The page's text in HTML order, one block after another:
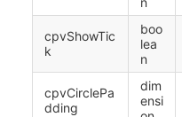
cpvShowTic
k
boo
lea
n
cpvCirclePa
dding
dim
ensi